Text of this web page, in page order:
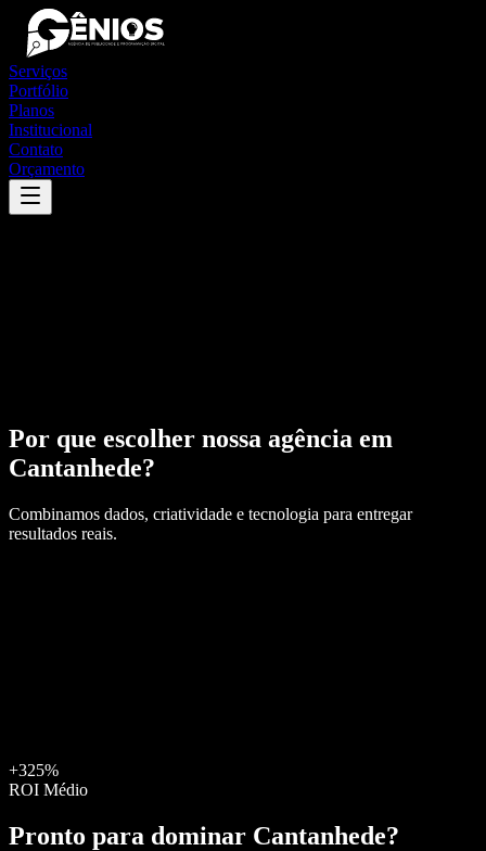
Serviços
Portfólio
Planos
Institucional
Contato
Orçamento
Por que escolher nossa agência em
Cantanhede?
Combinamos dados, criatividade e tecnologia para entregar
resultados reais.
+325%
ROI Médio
Pronto para dominar Cantanhede?